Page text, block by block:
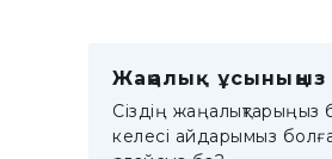
Жаңалық ұсыныңыз
Сіздің жаңалықтарыңыз
келесі айдарымыз